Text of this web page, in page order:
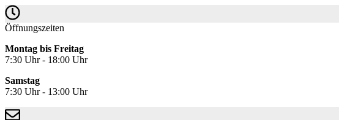
Öffnungszeiten
Montag bis Freitag
7:30 Uhr - 18:00 Uhr
Samstag
7:30 Uhr - 13:00 Uhr